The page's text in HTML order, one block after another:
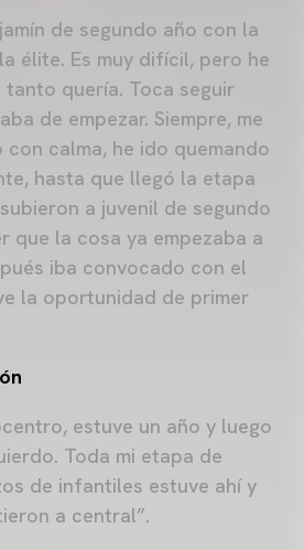
de segundo año con la
élite. Es muy difícil, pero he
quería. Toca seguir
de empezar. Siempre, me
calma, he ido quemando
hasta que llegó la etapa
a juvenil de segundo
que la cosa ya empezaba a
iba convocado con el
la oportunidad de primer
estuve un año y luego
Toda mi etapa de
de infantiles estuve ahí y
a central”.